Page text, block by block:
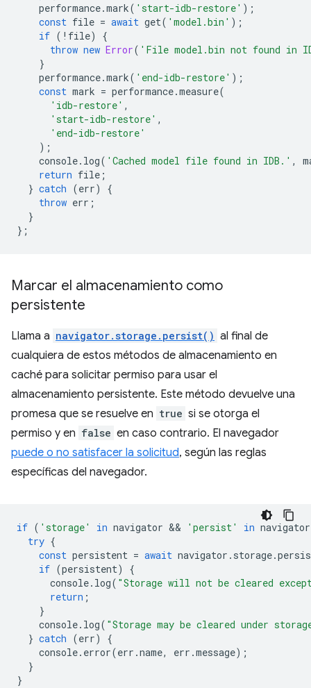
performance.mark( 'start-idb-restore' );
const file = await get( 'model.bin' );
if ( ! file)
{
throw new Error( 'File model.bin not found in
}
performance.mark( 'end-idb-restore' );
const mark = performance.measure(
'idb-restore' ,
'start-idb-restore' ,
'end-idb-restore'
);
console. log( 'Cached model file found in IDB.' ,
return file ;
} catch (err)
{
throw err ;
}
};
Marcar el almacenamiento como
persistente
Llama a navigator.storage.persist() al final de
cualquiera de estos métodos de almacenamiento en
caché para solicitar permiso para usar el
almacenamiento persistente. Este método devuelve una
promesa que se resuelve en true si se otorga el
permiso y en false en caso contrario. El navegador
puede o no satisfacer la solicitud, según las reglas
específicas del navegador.
if ( 'storage' in navigator && 'persist' in navigator
try {
const persistent = await navigator . storage.
if (persistent)
{
console. log( "Storage will not be cleared
return ;
}
console. log( "Storage may be cleared under
} catch (err)
{
console. error(err .name, err .message);
}
}